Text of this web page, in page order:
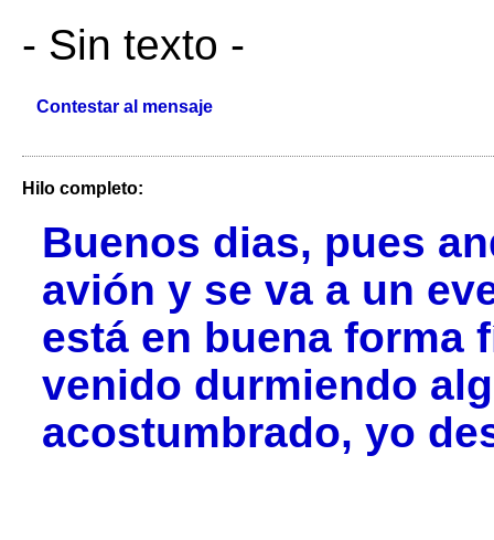
- Sin texto -
Contestar al mensaje
Hilo completo:
Buenos dias, pues
avión y se va a un
está en buena forma
venido durmiendo
acostumbrado, yo